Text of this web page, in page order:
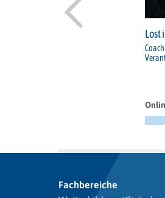
Lost
Fachbereiche